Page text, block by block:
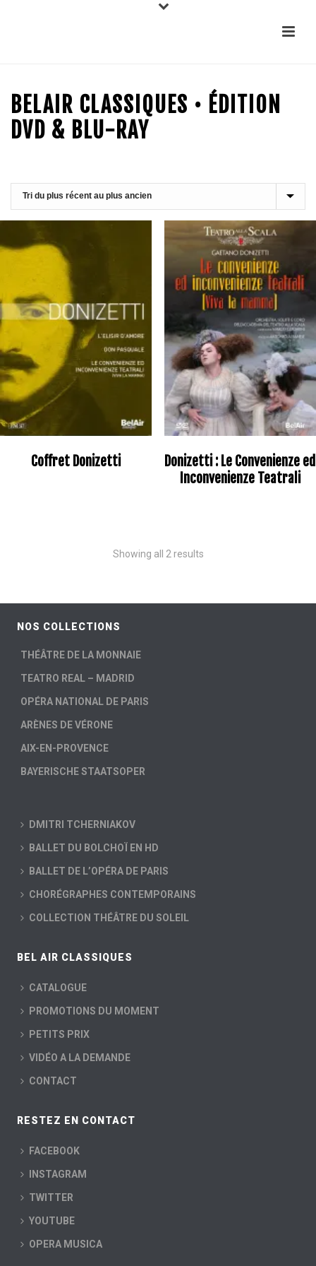
BELAIR CLASSIQUES • ÉDITION
DVD & BLU-RAY
Coffret Donizetti
Donizetti : Le Convenienze ed
Inconvenienze Teatrali
Showing all 2 results
NOS COLLECTIONS
THÉÂTRE DE LA MONNAIE
TEATRO REAL – MADRID
OPÉRA NATIONAL DE PARIS
ARÈNES DE VÉRONE
AIX-EN-PROVENCE
BAYERISCHE STAATSOPER
DMITRI TCHERNIAKOV
BALLET DU BOLCHOÏ EN HD
BALLET DE L’OPÉRA DE PARIS
CHORÉGRAPHES CONTEMPORAINS
COLLECTION THÉÂTRE DU SOLEIL
BEL AIR CLASSIQUES
CATALOGUE
PROMOTIONS DU MOMENT
PETITS PRIX
VIDÉO A LA DEMANDE
CONTACT
RESTEZ EN CONTACT
FACEBOOK
INSTAGRAM
TWITTER
YOUTUBE
OPERA MUSICA